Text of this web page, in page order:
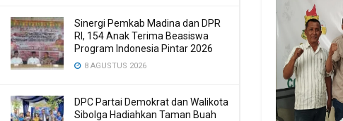
Sinergi Pemkab Madina dan DPR
RI, 154 Anak Terima Beasiswa
Program Indonesia Pintar 2026
8 AGUSTUS 2026
DPC Partai Demokrat dan Walikota
Sibolga Hadiahkan Taman Buah